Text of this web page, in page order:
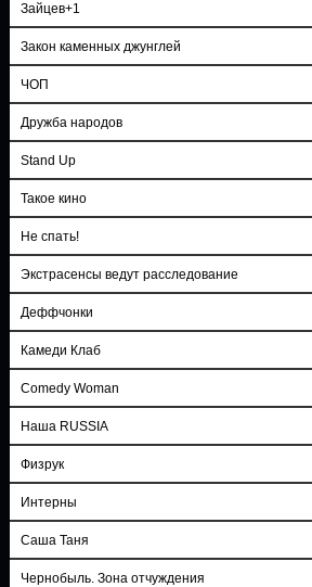
Зайцев+1
Закон каменных джунглей
ЧОП
Дружба народов
Stand Up
Такое кино
Не спать!
Экстрасенсы ведут расследование
Деффчонки
Камеди Клаб
Comedy Woman
Наша RUSSIA
Физрук
Интерны
Саша Таня
Чернобыль. Зона отчуждения